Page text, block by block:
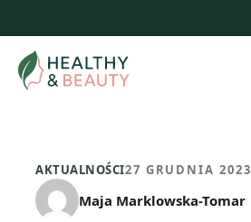
treści
AKTUALNOŚCI27 GRUDNIA 2023
Maja Marklowska-Tomar